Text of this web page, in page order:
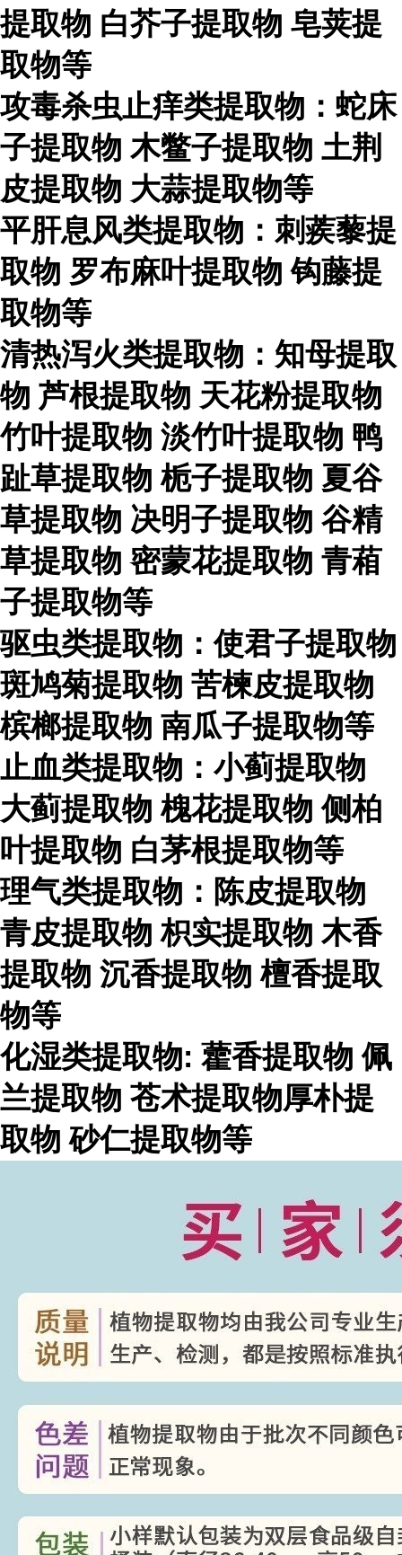
提取物 白芥子提取物 皂荚提
取物等
攻毒杀虫止痒类提取物：蛇床
子提取物 木鳖子提取物 土荆
皮提取物 大蒜提取物等
平肝息风类提取物：刺蒺藜提
取物 罗布麻叶提取物 钩藤提
取物等
清热泻火类提取物：知母提取
物 芦根提取物 天花粉提取物
竹叶提取物 淡竹叶提取物 鸭
趾草提取物 栀子提取物 夏谷
草提取物 决明子提取物 谷精
草提取物 密蒙花提取物 青葙
子提取物等
驱虫类提取物：使君子提取物
斑鸠菊提取物 苦楝皮提取物
槟榔提取物 南瓜子提取物等
止血类提取物：小蓟提取物
大蓟提取物 槐花提取物 侧柏
叶提取物 白茅根提取物等
理气类提取物：陈皮提取物
青皮提取物 枳实提取物 木香
提取物 沉香提取物 檀香提取
物等
化湿类提取物: 藿香提取物 佩
兰提取物 苍术提取物厚朴提
取物 砂仁提取物等